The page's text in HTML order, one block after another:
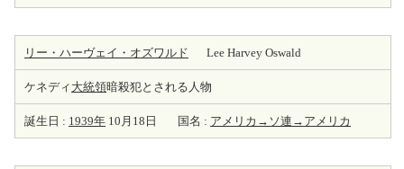
リー・ハーヴェイ・オズワルド Lee Harvey Oswald
ケネディ 大統領暗殺犯とされる人物
誕生日 : 1939年 10月18日 国名 : アメリカ→ソ連→アメリカ